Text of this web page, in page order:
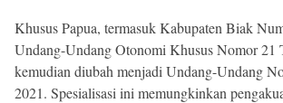
Khusus Papua, termasuk Kabupaten Biak
Undang-Undang Otonomi Khusus Nomor 21
kemudian diubah menjadi Undang-Undang
2021. Spesialisasi ini memungkinkan